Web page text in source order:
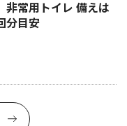
常用トイレ 備えは
分目安